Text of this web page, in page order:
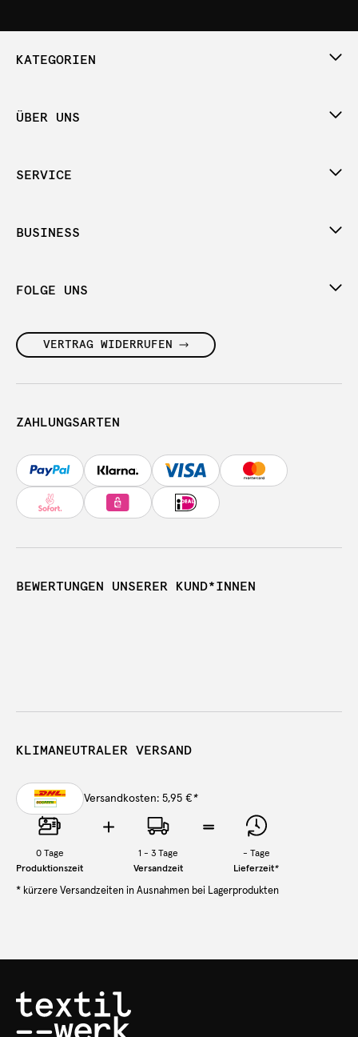
KATEGORIEN
ÜBER UNS
SERVICE
BUSINESS
FOLGE UNS
VERTRAG WIDERRUFEN
ZAHLUNGSARTEN
BEWERTUNGEN UNSERER KUND*INNEN
KLIMANEUTRALER VERSAND
Versandkosten: 5,95 €*
0Tage
Produktionszeit
1 - 3 Tage
Versandzeit
- Tage
Lieferzeit*
* kürzere Versandzeiten in Ausnahmen bei Lagerprodukten